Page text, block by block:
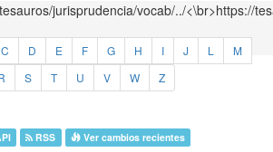
jurisprudencia/vocab/../<\br>https://
C D E F G H I J L
M
S T U V W Z
RSS Ver cambios recientes